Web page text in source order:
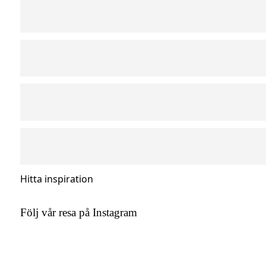
Hitta inspiration
Följ vår resa på Instagram